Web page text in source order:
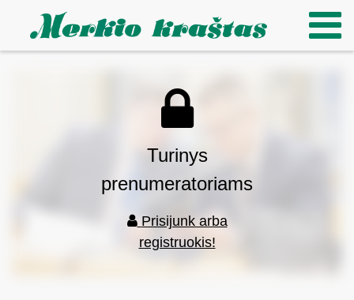
Turinys
prenumeratoriams
Prisijunk arba
registruokis!